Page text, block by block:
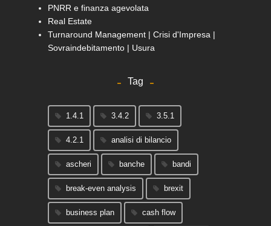
PNRR e finanza agevolata
Real Estate
Turnaround Management | Crisi d'Impresa |
Sovraindebitamento | Usura
Tag
1.4.1 3.4.2 3.5.1
4.2.1 analisi di bilancio
ascheri banche bandi
break-even analysis brexit
business plan cash flow